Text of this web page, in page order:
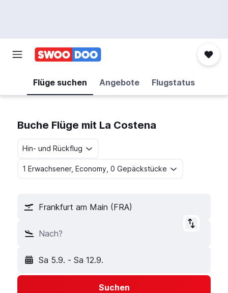
Flüge suchen Angebote Flugstatus
Buche Flüge mit La Costena
Hin- und Rückflug
1 Erwachsener, Economy, 0 Gepäckstücke
Frankfurt am Main (FRA)
Nach?
Sa 5.9. - Sa 12.9.
Suchen